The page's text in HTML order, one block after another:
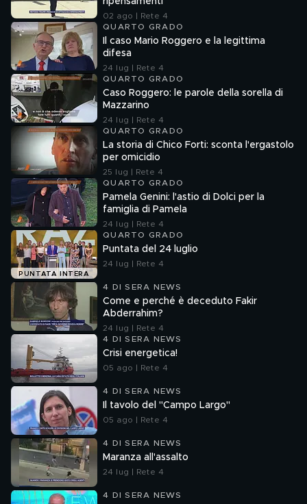
02 ago | Rete 4
QUARTO GRADO
Il caso Mario Roggero e la legittima
difesa
24 lug | Rete 4
QUARTO GRADO
Caso Roggero: le parole della sorella di
Mazzarino
24 lug | Rete 4
QUARTO GRADO
La storia di Chico Forti: sconta l'ergastolo
per omicidio
25 lug | Rete 4
QUARTO GRADO
Pamela Genini: l'astio di Dolci per la
famiglia di Pamela
24 lug | Rete 4
PUNTATA INTERA
QUARTO GRADO
Puntata del 24 luglio
24 lug | Rete 4
4 DI SERA NEWS
Come e perché è deceduto Fakir
Abderrahim?
24 lug | Rete 4
4 DI SERA NEWS
Crisi energetica!
05 ago | Rete 4
4 DI SERA NEWS
Il tavolo del "Campo Largo"
05 ago | Rete 4
4 DI SERA NEWS
Maranza all'assalto
24 lug | Rete 4
4 DI SERA NEWS